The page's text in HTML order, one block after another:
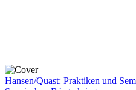
Hansen/Quast: Praktiken und